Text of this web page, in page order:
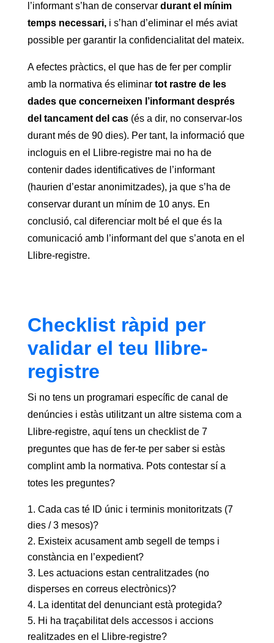
l’informant s’han de conservar durant el mínim
temps necessari,i s’han d’eliminar el més aviat
possible per garantir la confidencialitat del mateix.
A efectes pràctics, el que has de fer per complir
amb la normativa és eliminar tot rastre de les
dades que concerneixen l’informant després
del tancament del cas(és a dir, no conservar-los
durant més de 90 dies). Per tant, la informació que
incloguis en el Llibre-registre mai no ha de
contenir dades identificatives de l’informant
(haurien d’estar anonimitzades), ja que s’ha de
conservar durant un mínim de 10 anys. En
conclusió, cal diferenciar molt bé el que és la
comunicació amb l’informant del que s’anota en el
Llibre-registre.
Checklist ràpid per
validar el teu llibre-
registre
Si no tens un programari específic de canal de
denúncies i estàs utilitzant un altre sistema com a
Llibre-registre, aquí tens un checklist de 7
preguntes que has de fer-te per saber si estàs
complint amb la normativa. Pots contestar sí a
totes les preguntes?
Cada cas té ID únic i terminis monitoritzats (7
dies / 3 mesos)?
Existeix acusament amb segell de temps i
constància en l’expedient?
Les actuacions estan centralitzades (no
disperses en correus electrònics)?
La identitat del denunciant està protegida?
Hi ha traçabilitat dels accessos i accions
realitzades en el Llibre-registre?